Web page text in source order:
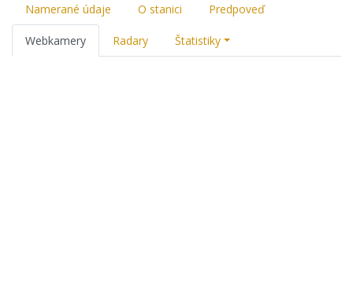
Namerané údaje O stanici Predpoveď
Webkamery Radary Štatistiky